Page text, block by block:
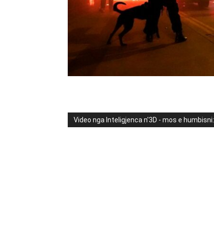
Video nga Inteligjenca n'3D - mos e humbisni: